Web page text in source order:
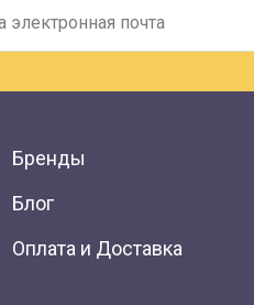
Бренды
Блог
Оплата и Доставка